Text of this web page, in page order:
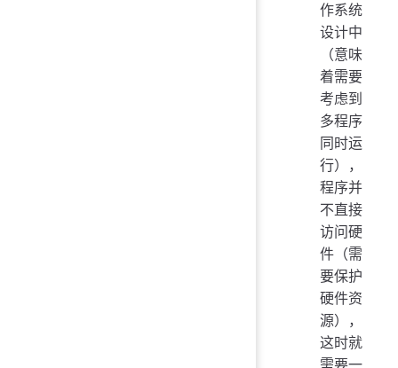
作系统
设计中
（意味
着需要
考虑到
多程序
同时运
行），
程序并
不直接
访问硬
件（需
要保护
硬件资
源），
这时就
需要一